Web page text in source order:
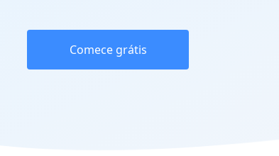
Comece grátis